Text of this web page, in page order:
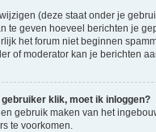
(deze staat onder je
te geven hoeveel berichten je
het forum niet beginnen
of moderator kan je berichten
klik, moet ik inloggen?
gebruik maken van het
te voorkomen.